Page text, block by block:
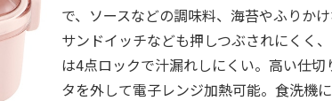
で、ソースなどの調味料、海苔やふりか
サンドイッチなども押しつぶされにくく
は4点ロックで汁漏れしにくい。高い仕
タを外して電子レンジ加熱可能。食洗機